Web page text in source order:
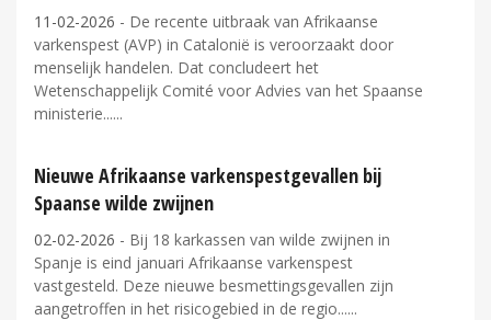
11-02-2026 - De recente uitbraak van Afrikaanse
varkenspest (AVP) in Catalonië is veroorzaakt door
menselijk handelen. Dat concludeert het
Wetenschappelijk Comité voor Advies van het Spaanse
ministerie...
Nieuwe Afrikaanse varkenspestgevallen bij
Spaanse wilde zwijnen
02-02-2026 - Bij 18 karkassen van wilde zwijnen in
Spanje is eind januari Afrikaanse varkenspest
vastgesteld. Deze nieuwe besmettingsgevallen zijn
aangetroffen in het risicogebied in de regio...